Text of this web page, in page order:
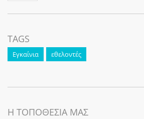
TAGS
Εγκαίνια εθελοντές
Η ΤΟΠΟΘΕΣΙΑ ΜΑΣ